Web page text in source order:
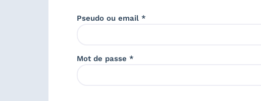
Pseudo ou email *
Mot de passe *